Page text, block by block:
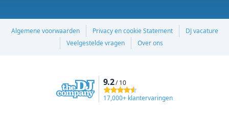
Algemene voorwaarden Privacy en cookie Statement
DJ vacature
Veelgestelde vragen
Over ons
9.2/ 10
17,000+ klantervaringen